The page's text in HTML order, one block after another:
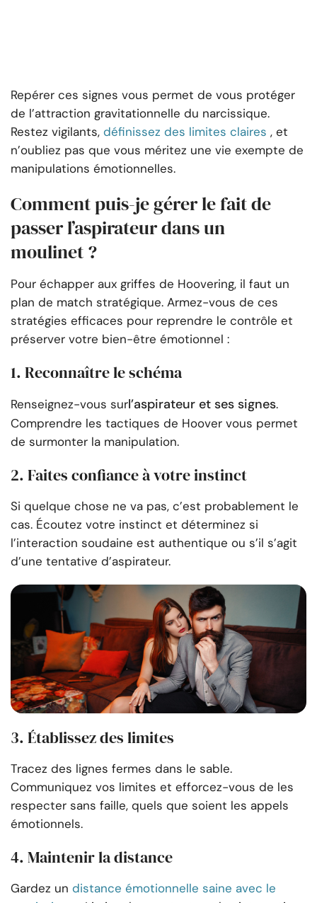
Repérer ces signes vous permet de vous protéger
de l’attraction gravitationnelle du narcissique.
Restez vigilants, définissez des limites claires , et
n’oubliez pas que vous méritez une vie exempte de
manipulations émotionnelles.
Comment puis-je gérer le fait de
passer l’aspirateur dans un
moulinet ?
Pour échapper aux griffes de Hoovering, il faut un
plan de match stratégique. Armez-vous de ces
stratégies efficaces pour reprendre le contrôle et
préserver votre bien-être émotionnel :
1. Reconnaître le schéma
Renseignez-vous surl’aspirateur et ses signes.
Comprendre les tactiques de Hoover vous permet
de surmonter la manipulation.
2. Faites confiance à votre instinct
Si quelque chose ne va pas, c’est probablement le
cas. Écoutez votre instinct et déterminez si
l’interaction soudaine est authentique ou s’il s’agit
d’une tentative d’aspirateur.
3. Établissez des limites
Tracez des lignes fermes dans le sable.
Communiquez vos limites et efforcez-vous de les
respecter sans faille, quels que soient les appels
émotionnels.
4. Maintenir la distance
Gardez un distance émotionnelle saine avec le